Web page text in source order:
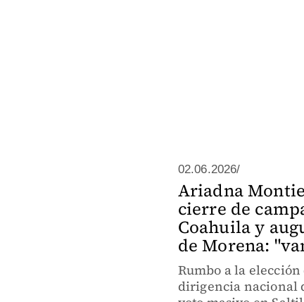
02.06.2026/
Ariadna
cierre de
Coahuila y
de Morena:
Rumbo a la
dirigencia nacional